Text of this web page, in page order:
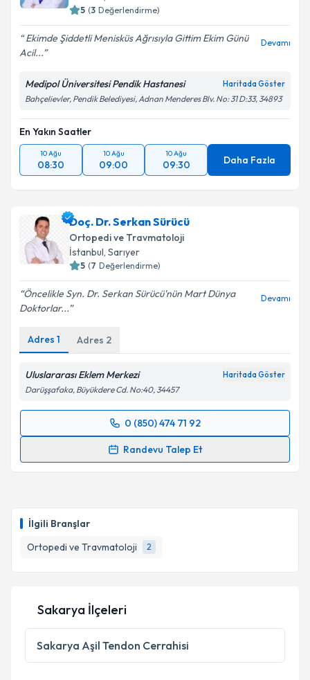
İlgili Branşlar
Ortopedi ve Travmatoloji
2
5 (3 Değerlendirme)
Ekimde Şiddetli Menisküs Ağrısıyla Gittim Ekim Günü
Acil...
Devamı
Medipol Üniversitesi Pendik Hastanesi Haritada Göster
Bahçelievler, Pendik Belediyesi, Adnan Menderes Blv. No: 31 D:33, 34893
En Yakın Saatler
10 Ağu
08:30
10 Ağu
09:00
10 Ağu
09:30 Daha Fazla
Doç. Dr. Serkan Sürücü
Ortopedi ve Travmatoloji
İstanbul, Sarıyer
5 (7 Değerlendirme)
Öncelikle Syn. Dr. Serkan Sürücü'nün Mart Dünya
Doktorlar...
Devamı
Adres 1 Adres 2
Uluslararası Eklem Merkezi Haritada Göster
Darüşşafaka, Büyükdere Cd. No:40, 34457
0 (850) 474 71 92
Randevu Talep Et
Randevu Takvimi Talebi
E-posta Adresiniz
Kişisel verilerimin işlenmesine ilişkin
Metni'ni okudum ve kişisel verilerimin belirtilen
kapsamda işlenmesini kabul ediyorum.
Sakarya İlçeleri
Sakarya Aşil Tendon Cerrahisi